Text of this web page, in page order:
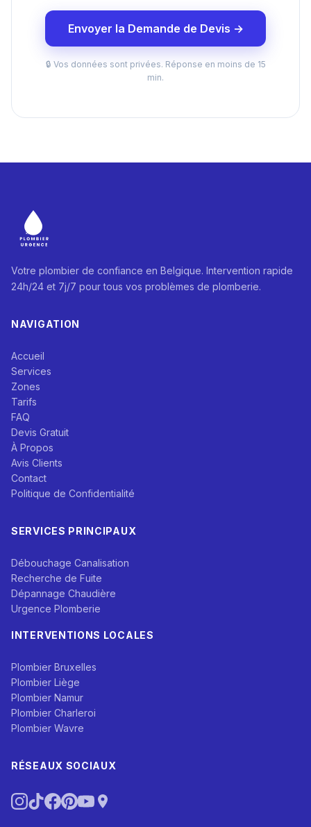
Envoyer la Demande de Devis →
🔒 Vos données sont privées. Réponse en moins de 15
min.
Votre plombier de confiance en Belgique. Intervention rapide
24h/24 et 7j/7 pour tous vos problèmes de plomberie.
NAVIGATION
Accueil
Services
Zones
Tarifs
FAQ
Devis Gratuit
À Propos
Avis Clients
Contact
Politique de Confidentialité
SERVICES PRINCIPAUX
Débouchage Canalisation
Recherche de Fuite
Dépannage Chaudière
Urgence Plomberie
INTERVENTIONS LOCALES
Plombier Bruxelles
Plombier Liège
Plombier Namur
Plombier Charleroi
Plombier Wavre
RÉSEAUX SOCIAUX